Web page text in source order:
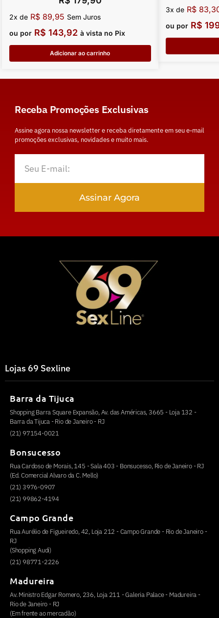
2x de R$89,95 Sem Juros
ou por R$ 143,92 à vista no Pix
Adicionar ao carrinho
3x de R$
ou por R$
Receba Promoções Exclusivas
Assine agora nossa newsletter e receba diretamente em seu e-mail
promoções exclusivas, novidades e muito mais.
Assinar Agora
Lojas 69 Sexline
Barra da Tijuca
Shopping Barra Square Expansão, Av. das Américas, 3665 - Loja 132 -
Barra da Tijuca - Rio de Janeiro - RJ
(21) 97154-0021
Bonsucesso
Rua Cardoso de Morais, 145 - Sala 403 - Bonsucesso, Rio de Janeiro - RJ
(Ed. Comercial Alvaro da C. Mello)
(21) 3976-0907
(21) 99862-4194
Campo Grande
Rua Aurélio de Figueiredo, 42, Loja 212 - Campo Grande - Rio de Janeiro -
RJ
(Shopping Audi)
(21) 98771-2226
Madureira
Av. Ministro Edgar Romero, 236, Loja 211 - Galeria Palace - Madureira -
Rio de Janeiro - RJ
(Em frente ao mercadão)